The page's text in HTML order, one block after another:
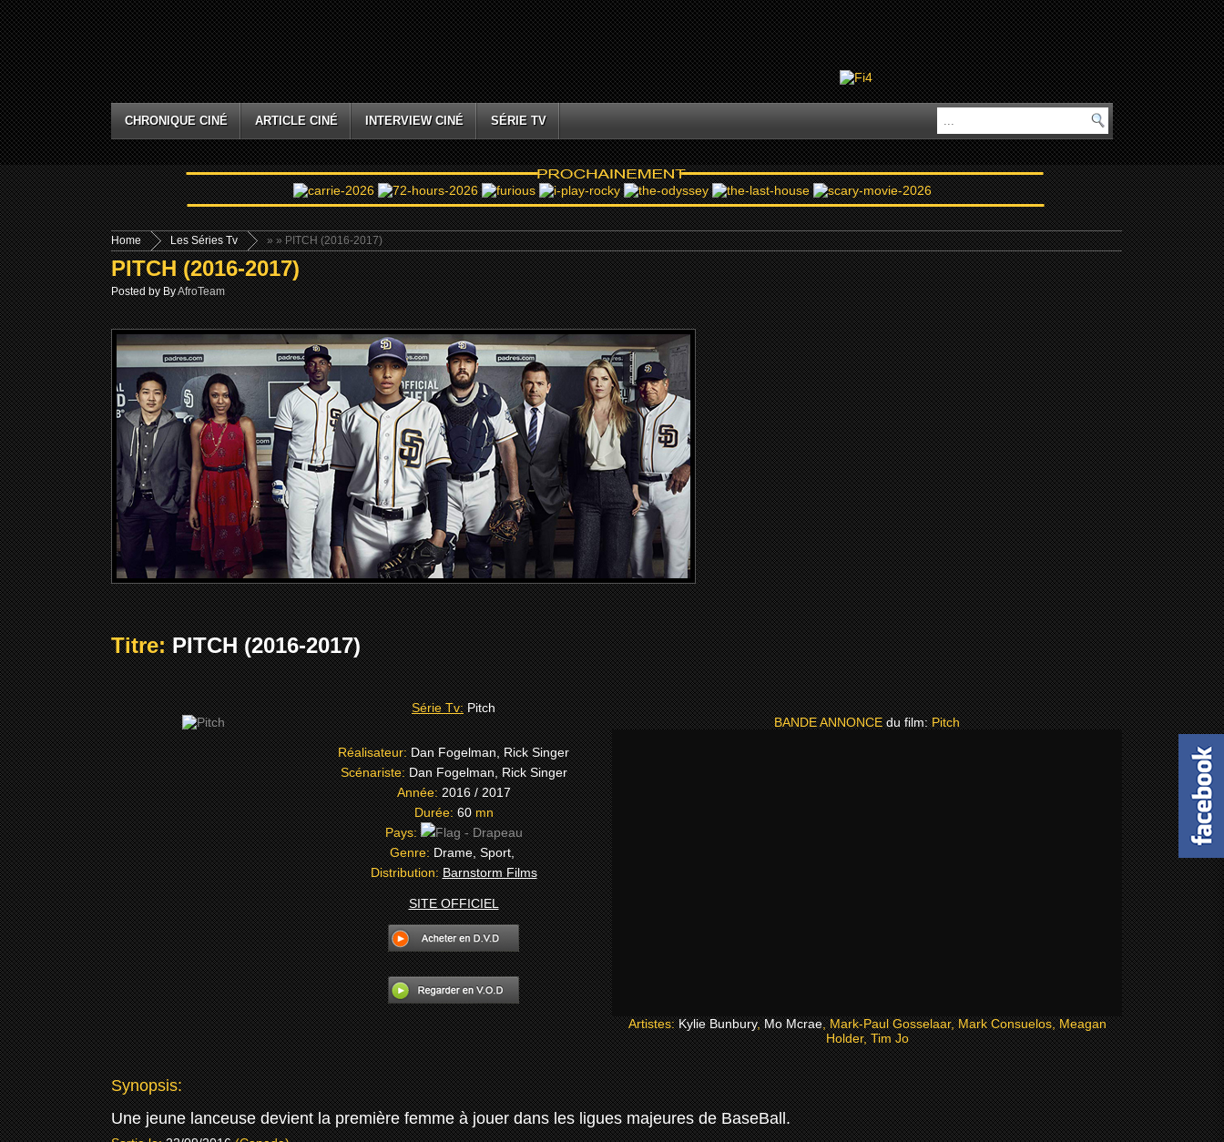
CHRONIQUE CINÉ ARTICLE CINÉ INTERVIEW CINÉ SÉRIE TV
Home »
Les Séries Tv » PITCH (2016-2017)
PITCH (2016-2017)
Posted by ByAfroTeam
Titre:PITCH (2016-2017)
Série Tv: Pitch
Réalisateur:Dan Fogelman, Rick Singer
Scénariste:Dan Fogelman, Rick Singer
Année:2016 / 2017
Durée:60mn
Pays:
Genre:Drame, Sport,
Distribution:Barnstorm Films
SITE OFFICIEL
BANDE ANNONCE du film: Pitch
Artistes:Kylie Bunbury,Mo Mcrae, Mark-Paul Gosselaar, Mark Consuelos, Meagan
Holder, Tim Jo
Synopsis:
Une jeune lanceuse devient la première femme à jouer dans les ligues majeures de BaseBall.